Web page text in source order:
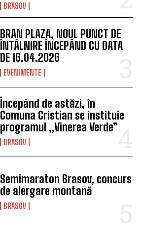
BRASOV
BRAN PLAZA, NOUL PUNCT DE
ÎNTÂLNIRE ÎNCEPÂND CU DATA
DE 16.04.2026
EVENIMENTE
Începând de astăzi, în
Comuna Cristian se instituie
programul „Vinerea Verde”
BRASOV
Semimaraton Brasov, concurs
de alergare montană
BRASOV